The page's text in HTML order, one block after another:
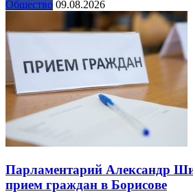
Общество 09.08.2026
Парламентарий Александр
прием граждан в Борисове